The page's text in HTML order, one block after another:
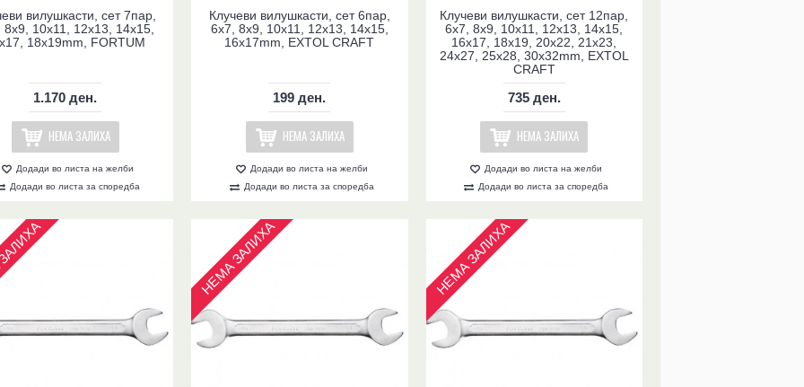
вилушкасти, сет 7пар,
8x9, 10x11, 12x13, 14x15,
18x19mm, FORTUM
1.170 ден.
НЕМА ЗАЛИХА
Додади во листа на желби
Додади во листа за споредба
Клучеви вилушкасти, сет 6пар,
6x7, 8x9, 10x11, 12x13, 14x15,
16x17mm, EXTOL CRAFT
199 ден.
НЕМА ЗАЛИХА
Додади во листа на желби
Додади во листа за споредба
Клучеви вилушкасти, сет 12пар,
6x7, 8x9, 10x11, 12x13, 14x15,
16x17, 18x19, 20x22, 21x23,
24x27, 25x28, 30x32mm, EXTOL
CRAFT
735 ден.
НЕМА ЗАЛИХА
Додади во листа на желби
Додади во листа за споредба
НЕМА ЗАЛИХА НЕМА ЗАЛИХА